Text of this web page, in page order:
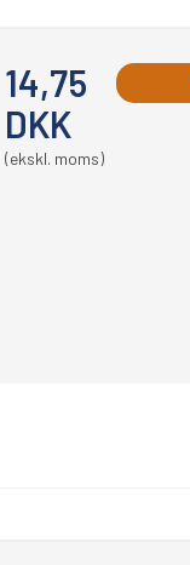
14,75
DKK
(ekskl. moms)